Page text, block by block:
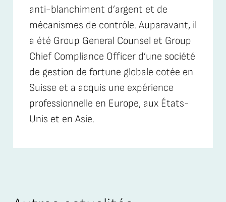
anti-blanchiment d’argent et de
mécanismes de contrôle. Auparavant, il
a été Group General Counsel et Group
Chief Compliance Officer d’une société
de gestion de fortune globale cotée en
Suisse et a acquis une expérience
professionnelle en Europe, aux États-
Unis et en Asie.